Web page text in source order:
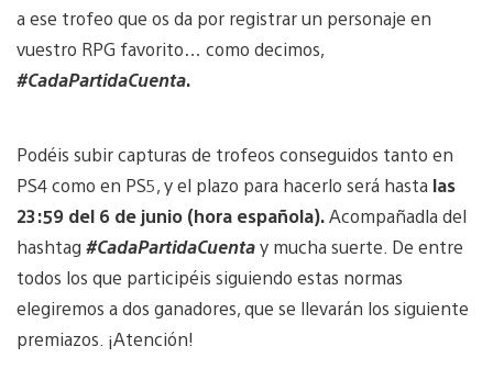
a ese trofeo que os da por registrar un personaje en
vuestro RPG favorito… como decimos,
#CadaPartidaCuenta.
Podéis subir capturas de trofeos conseguidos tanto en
PS4 como en PS5, y el plazo para hacerlo será hasta las
23:59 del 6 de junio (hora española).Acompañadla del
hashtag #CadaPartidaCuentay mucha suerte. De entre
todos los que participéis siguiendo estas normas
elegiremos a dos ganadores, que se llevarán los siguiente
premiazos. ¡Atención!